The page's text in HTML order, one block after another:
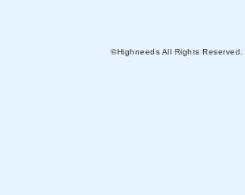
©Highneeds All Rights Reserved.